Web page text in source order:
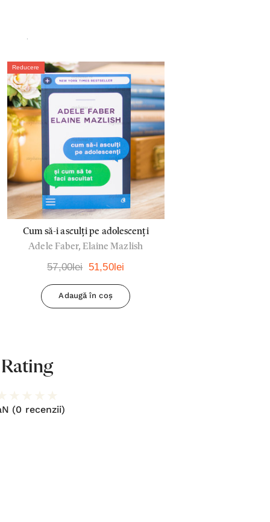
Reducere
Cum să-i asculți pe adolescenți
Adele Faber, Elaine Mazlish
57,00lei 51,50lei
Adaugă în coș
Rating
(0 recenzii)